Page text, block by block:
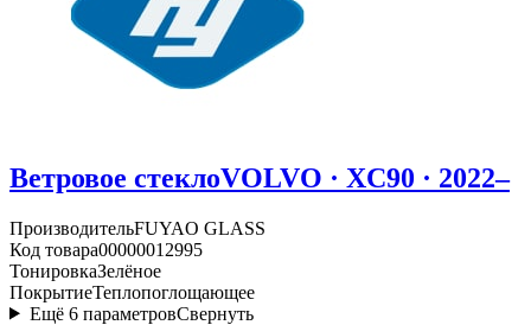
Ветровое стеклоVOLVO · XC90 · 2022–
ПроизводительFUYAO GLASS
Код товара00000012995
ТонировкаЗелёное
ПокрытиеТеплопоглощающее
Ещё 6 параметровСвернуть